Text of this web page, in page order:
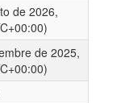
de 2026,
de 2025,